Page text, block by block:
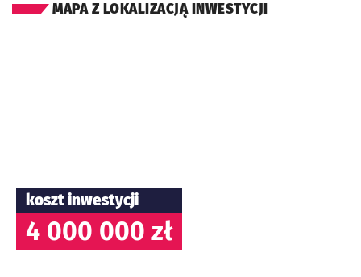
MAPA Z LOKALIZACJĄ INWESTYCJI
koszt inwestycji
4 000 000 zł